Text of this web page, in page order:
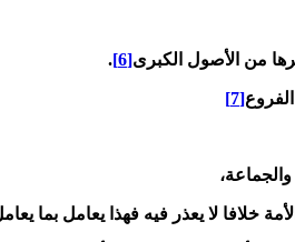
من الأصول الكبرى[6]
.
[7]
لا يعذر فيه فهذا يعامل بما